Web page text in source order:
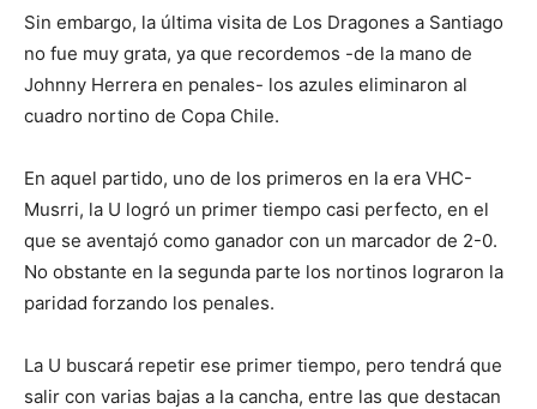
Sin embargo, la última visita de Los Dragones a Santiago
no fue muy grata, ya que recordemos -de la mano de
Johnny Herrera en penales- los azules eliminaron al
cuadro nortino de Copa Chile.
En aquel partido, uno de los primeros en la era VHC-
Musrri, la U logró un primer tiempo casi perfecto, en el
que se aventajó como ganador con un marcador de 2-0.
No obstante en la segunda parte los nortinos lograron la
paridad forzando los penales.
La U buscará repetir ese primer tiempo, pero tendrá que
salir con varias bajas a la cancha, entre las que destacan